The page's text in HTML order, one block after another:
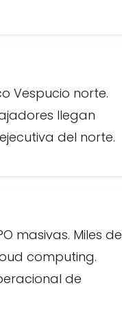
Vespucio norte.
llegan
del norte.
masivas. Miles de
computing.
de